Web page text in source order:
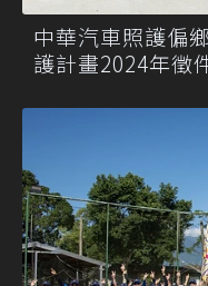
中華汽車照護偏
護計畫2024年徵